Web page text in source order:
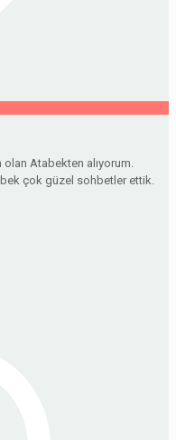
Atabekten alıyorum.
çok güzel sohbetler ettik.